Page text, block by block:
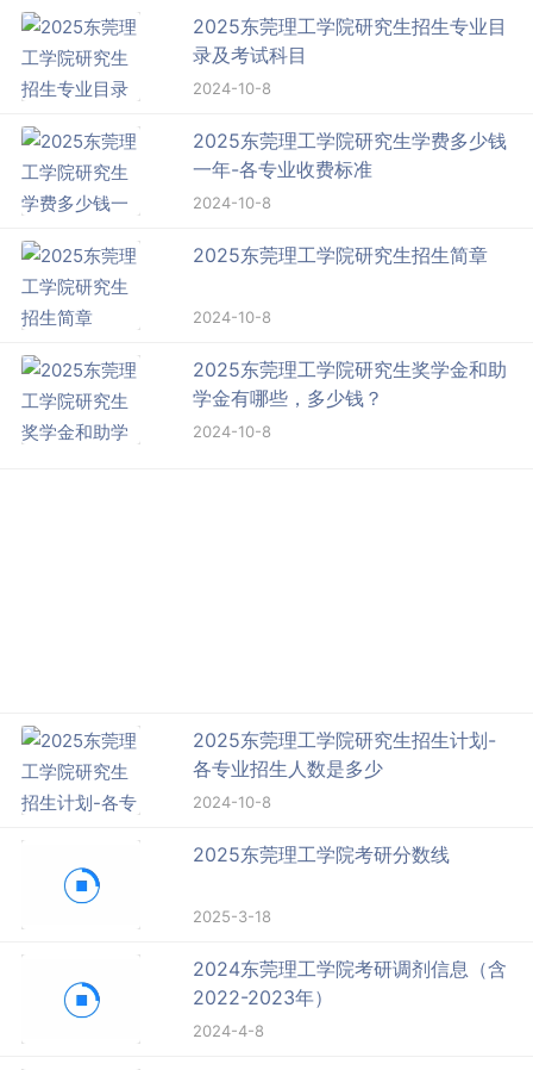
2025东莞理工学院研究生招生专业目
录及考试科目
2024-10-8
2025东莞理工学院研究生学费多少钱
一年-各专业收费标准
2024-10-8
2025东莞理工学院研究生招生简章
2024-10-8
2025东莞理工学院研究生奖学金和助
学金有哪些，多少钱？
2024-10-8
2025东莞理工学院研究生招生计划-
各专业招生人数是多少
2024-10-8
2025东莞理工学院考研分数线
2025-3-18
2024东莞理工学院考研调剂信息（含
2022-2023年）
2024-4-8